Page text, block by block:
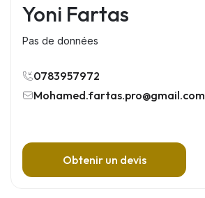
Yoni Fartas
Pas de données
0783957972
Mohamed.fartas.pro@gmail.com
Obtenir un devis